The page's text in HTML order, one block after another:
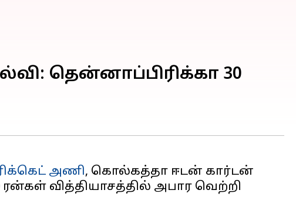
தென்னாப்பிரிக்கா 30
அணி, கொல்கத்தா ஈடன் கார்டன்
வித்தியாசத்தில் அபார வெற்றி